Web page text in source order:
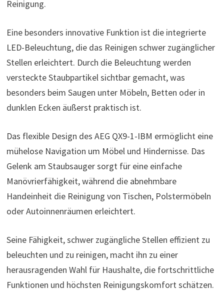
Reinigung.
Eine besonders innovative Funktion ist die integrierte
LED-Beleuchtung, die das Reinigen schwer zugänglicher
Stellen erleichtert. Durch die Beleuchtung werden
versteckte Staubpartikel sichtbar gemacht, was
besonders beim Saugen unter Möbeln, Betten oder in
dunklen Ecken äußerst praktisch ist.
Das flexible Design des AEG QX9-1-IBM ermöglicht eine
mühelose Navigation um Möbel und Hindernisse. Das
Gelenk am Staubsauger sorgt für eine einfache
Manövrierfähigkeit, während die abnehmbare
Handeinheit die Reinigung von Tischen, Polstermöbeln
oder Autoinnenräumen erleichtert.
Seine Fähigkeit, schwer zugängliche Stellen effizient zu
beleuchten und zu reinigen, macht ihn zu einer
herausragenden Wahl für Haushalte, die fortschrittliche
Funktionen und höchsten Reinigungskomfort schätzen.